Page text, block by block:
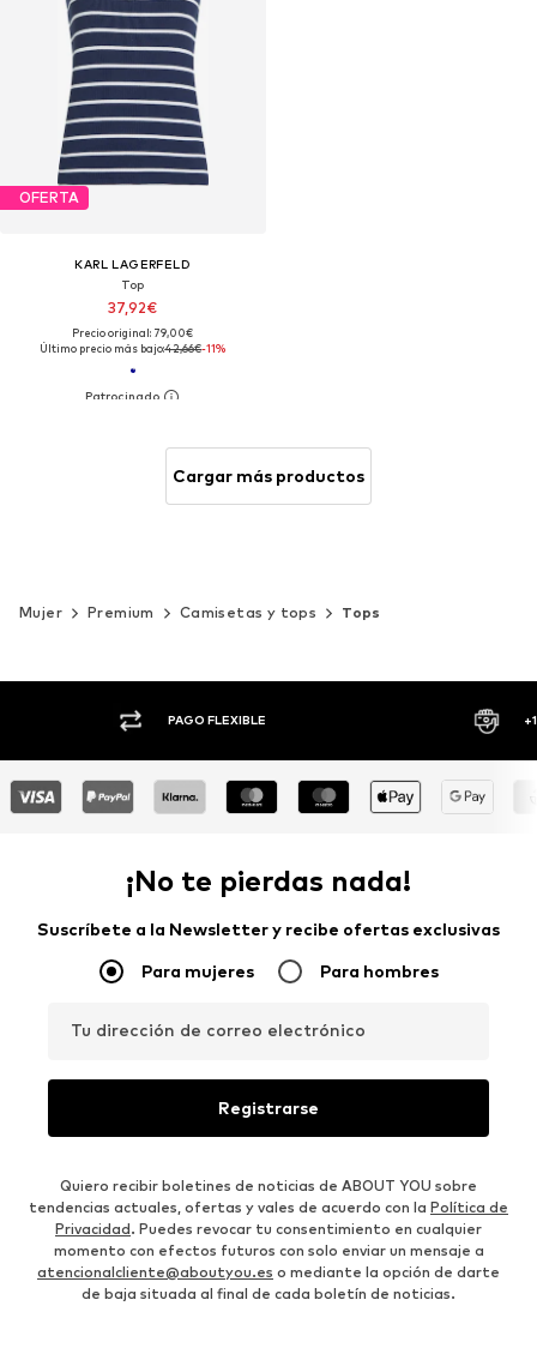
OFERTA
KARL LAGERFELD
Top
37,92€
Precio original: 79,00€
Último precio más bajo:42,66€-11%
Cargar más productos
Mujer Premium Camisetas y tops Tops
PAGO FLEXIBLE
¡No te pierdas nada!
Suscríbete a la Newsletter y recibe ofertas exclusivas
Para mujeres Para hombres
Tu dirección de correo electrónico
Registrarse
Quiero recibir boletines de noticias de ABOUT YOU sobre
tendencias actuales, ofertas y vales de acuerdo con la Política de
Privacidad. Puedes revocar tu consentimiento en cualquier
momento con efectos futuros con solo enviar un mensaje a
atencionalcliente@aboutyou.es o mediante la opción de darte
de baja situada al final de cada boletín de noticias.